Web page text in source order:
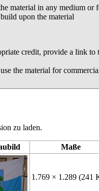
material in any medium or
upon the material
credit, provide a link to
the material for
zu laden.
Maße
1.769 × 1.289(241